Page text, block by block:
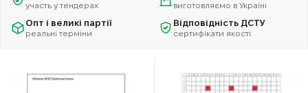
участь у тендерах виготовляємо в Україні
Опт і великі партії
реальні терміни
Відповідність ДСТУ
сертифікати якості